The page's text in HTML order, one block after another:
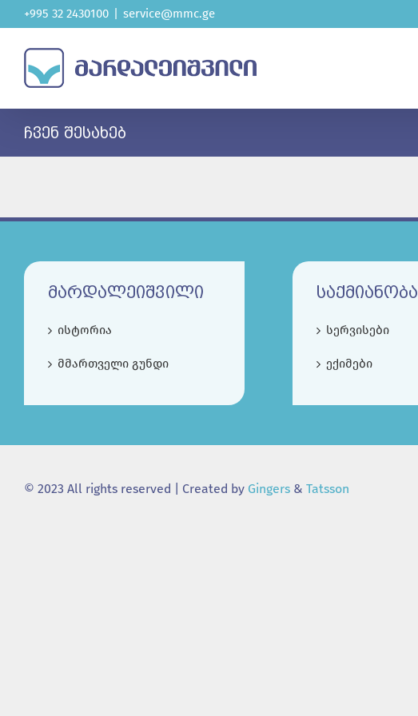
+995 32 2430100 service@mmc.ge
ᲩᲕᲔᲜ ᲨᲔᲡᲐᲮᲔᲑ
ᲛᲐᲠᲓᲐᲚᲔᲘᲨᲕᲘᲚᲘ
ისტორია
მმართველი გუნდი
ᲡᲐᲥᲛᲘᲐᲜᲝᲑᲐ
სერვისები
ექიმები
© 2023 All rights reserved | Created by Gingers & Tatsson